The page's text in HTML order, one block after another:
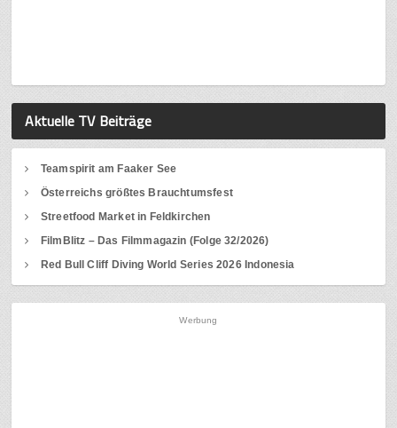
Aktuelle TV Beiträge
Teamspirit am Faaker See
Österreichs größtes Brauchtumsfest
Streetfood Market in Feldkirchen
FilmBlitz – Das Filmmagazin (Folge 32/2026)
Red Bull Cliff Diving World Series 2026 Indonesia
Werbung